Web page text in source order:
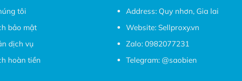
tôi
bảo mật
dịch vụ
hoàn tiền
Address: Quy nhơn, Gia lai
Website: Sellproxy.vn
Zalo: 0982077231
Telegram: @saobien